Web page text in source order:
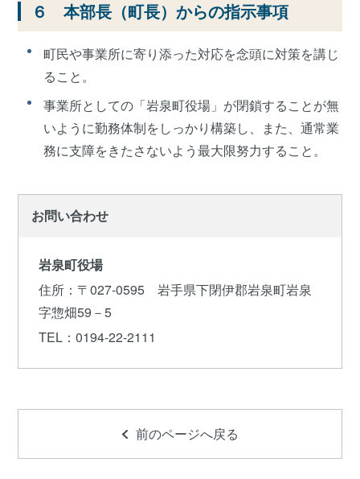
６ 本部長（町長）からの指示事項
町民や事業所に寄り添った対応を念頭に対策を講じ
ること。
事業所としての「岩泉町役場」が閉鎖することが無
いように勤務体制をしっかり構築し、また、通常業
務に支障をきたさないよう最大限努力すること。
お問い合わせ
岩泉町役場
住所 ：〒027-0595 岩手県下閉伊郡岩泉町岩泉
字惣畑59－5
TEL ：0194-22-2111
前のページへ戻る